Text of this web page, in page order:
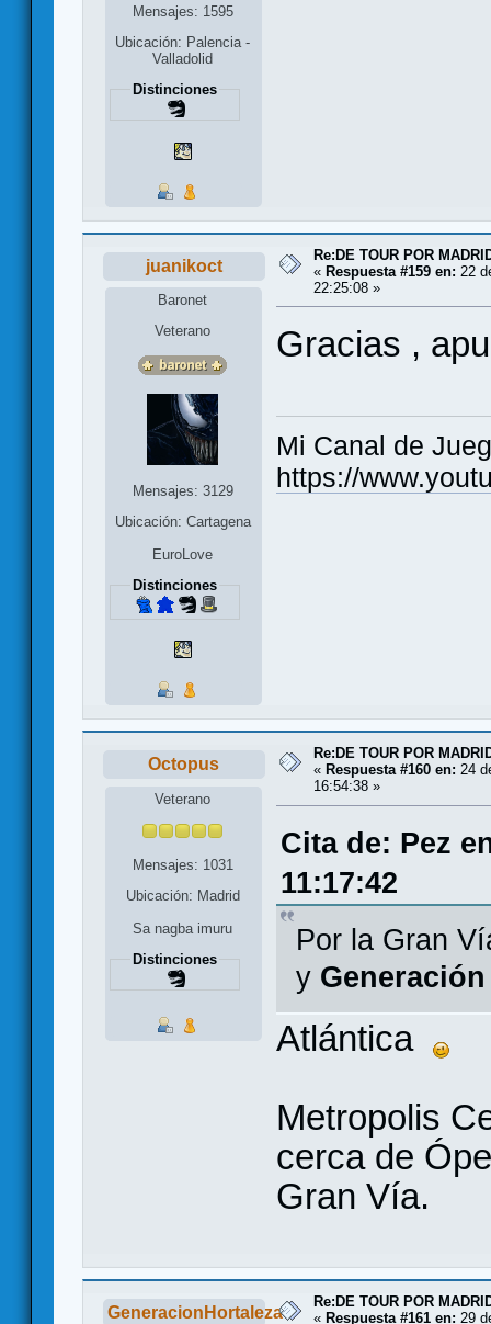
Mensajes: 1595
Ubicación: Palencia -
Valladolid
Distinciones
juanikoct
Baronet
Veterano
Mensajes: 3129
Ubicación: Cartagena
EuroLove
Distinciones
Re:DE TOUR POR
« Respuesta #159 en: 22
22:25:08 »
Gracias ,
Mi Canal de
https://
Octopus
Veterano
Mensajes: 1031
Ubicación: Madrid
Sa nagba imuru
Distinciones
Re:DE TOUR POR
« Respuesta #160 en: 24
16:54:38 »
Cita de: Pez
11:17:42
Por la Gran
y Generación
Atlántica
Metropolis
cerca de
Gran Vía.
GeneracionHortaleza
Re:DE TOUR POR
« Respuesta #161 en: 29